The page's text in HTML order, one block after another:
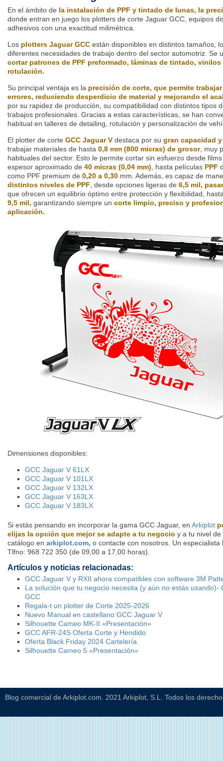
En el ámbito de la instalación de PPF y tintado de lunas, la
donde entran en juego los plotters de corte Jaguar GCC, equipos
adhesivos con una exactitud milimétrica.
Los plotters Jaguar GCC están disponibles en distintos tamaños,
diferentes necesidades de trabajo dentro del sector automotriz. Se
cortar patrones de PPF preformado, láminas de tintado,
rotulación.
Su principal ventaja es la precisión de corte, que permite
errores, reduciendo desperdicio de material y mejorando el
por su rapidez de producción, su compatibilidad con distintos tipos
trabajos profesionales. Gracias a estas características, se han
habitual en talleres de detailing, rotulación y personalización de
El plotter de corte GCC Jaguar V destaca por su gran capacidad
trabajar materiales de hasta 0,8 mm (800 micras) de grosor, muy
habituales del sector. Esto le permite cortar sin esfuerzo desde
espesor aproximado de 40 micras (0,04 mm) , hasta películas PPF
como PPF premium de 0,20 a 0,30 mm. Además, es capaz de
distintos niveles de PPF , desde opciones ligeras de 6,5 mil,
que ofrecen un equilibrio óptimo entre protección y flexibilidad,
9,5 mil, garantizando siempre un corte limpio, preciso y
aplicación.
Dimensiones disponibles:
GCC Jaguar V 61LX
GCC Jaguar V 101LX
GCC Jaguar V 132LX
GCC Jaguar V 163LX
GCC Jaguar V 183LX
Si estás pensando en incorporar la gama GCC Jaguar, en Arkiplot
elijas la opción que mejor se adapte a tu negocio y a tu nivel
catálogo en arkiplot.com, o contacte con nosotros. Un
Tlfno: 968 722 350 (de 09,00 a 17,00 horas).
Artículos y noticias relacionadas:
GCC Jaguar V y RXII ahora compatibles con software 3M
La solución que tu negocio necesita (y aún no estás usando)-
GCC
Regala-t un plotter de Corte 2025-2026
Nuevo Manual en castellano GCC Jaguar V
Silhouette Cameo MK-II «Presentación»
GCC AFR-24S Oferta Corte y Hendido
Oferta Black Friday 2024 Cartelería
Silhouette Cameo 5 «Presentación»
Blog comercial de Arkiplot.com. 2021 Arkiplot, S.L. Todos los